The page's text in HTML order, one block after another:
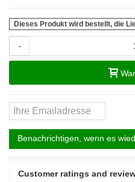
Dieses Produkt wird bestellt, die
-
Benachrichtigen, wenn es
Customer ratings and